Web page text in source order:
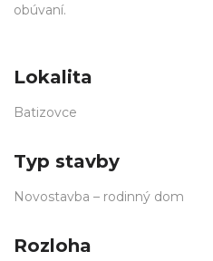
obúvaní.
Lokalita
Batizovce
Typ stavby
Novostavba – rodinný dom
Rozloha